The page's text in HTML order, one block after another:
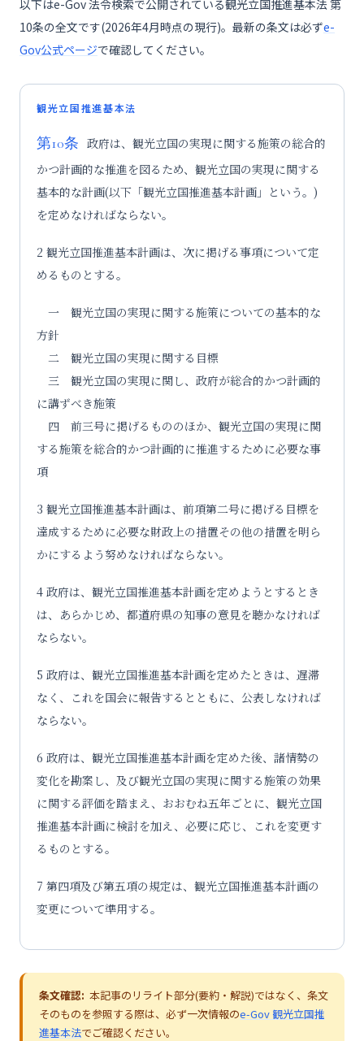
以下はe-Gov 法令検索で公開されている観光立国推進基本法 第
10条の全文です(2026年4月時点の現行)。最新の条文は必ずe-
Gov公式ページで確認してください。
観光立国推進基本法
第10条 政府は、観光立国の実現に関する施策の総合的
かつ計画的な推進を図るため、観光立国の実現に関する
基本的な計画(以下「観光立国推進基本計画」という。)
を定めなければならない。
2 観光立国推進基本計画は、次に掲げる事項について定
めるものとする。
一 観光立国の実現に関する施策についての基本的な
方針
二 観光立国の実現に関する目標
三 観光立国の実現に関し、政府が総合的かつ計画的
に講ずべき施策
四 前三号に掲げるもののほか、観光立国の実現に関
する施策を総合的かつ計画的に推進するために必要な事
項
3 観光立国推進基本計画は、前項第二号に掲げる目標を
達成するために必要な財政上の措置その他の措置を明ら
かにするよう努めなければならない。
4 政府は、観光立国推進基本計画を定めようとするとき
は、あらかじめ、都道府県の知事の意見を聴かなければ
ならない。
5 政府は、観光立国推進基本計画を定めたときは、遅滞
なく、これを国会に報告するとともに、公表しなければ
ならない。
6 政府は、観光立国推進基本計画を定めた後、諸情勢の
変化を勘案し、及び観光立国の実現に関する施策の効果
に関する評価を踏まえ、おおむね五年ごとに、観光立国
推進基本計画に検討を加え、必要に応じ、これを変更す
るものとする。
7 第四項及び第五項の規定は、観光立国推進基本計画の
変更について準用する。
条文確認: 本記事のリライト部分(要約・解説)ではなく、条文
そのものを参照する際は、必ず一次情報のe-Gov 観光立国推
進基本法でご確認ください。